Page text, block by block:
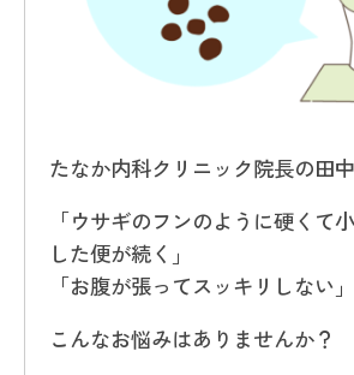
たなか内科クリニック院長の田中
「ウサギのフンのように硬くて
した便が続く」
「お腹が張ってスッキリしない」
こんなお悩みはありませんか？